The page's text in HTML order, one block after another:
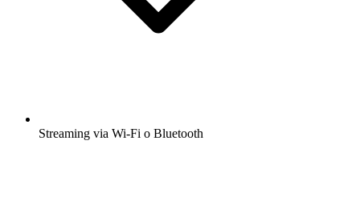
Streaming via Wi-Fi o Bluetooth